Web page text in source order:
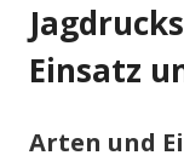
Einsatz
Arten und